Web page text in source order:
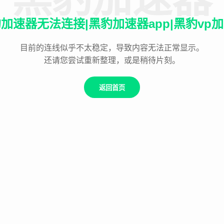
速器无法连接|黑豹加速器app|黑豹vp
目前的连线似乎不太稳定，导致内容无法正常显示。
还请您尝试重新整理，或是稍待片刻。
返回首页